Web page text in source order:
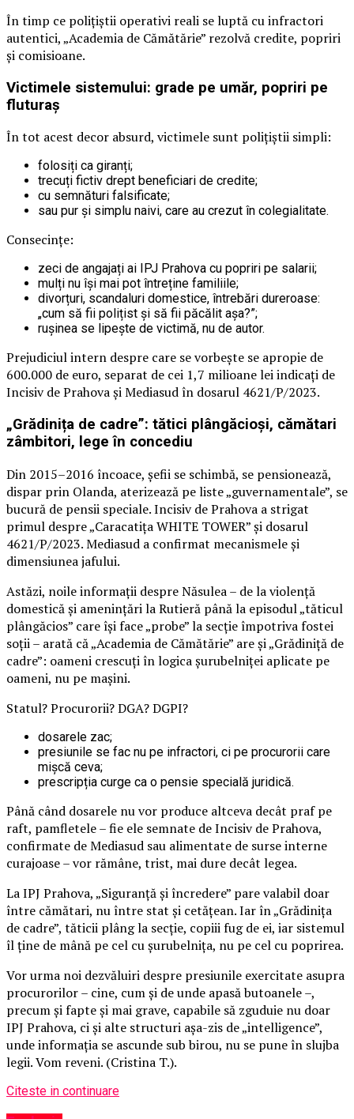
În timp ce polițiștii operativi reali se luptă cu infractori
autentici, „Academia de Cămătărie” rezolvă credite, popriri
și comisioane.
Victimele sistemului: grade pe umăr, popriri pe
fluturaș
În tot acest decor absurd, victimele sunt polițiștii simpli:
folosiți ca giranți;
trecuți fictiv drept beneficiari de credite;
cu semnături falsificate;
sau pur și simplu naivi, care au crezut în colegialitate.
Consecințe:
zeci de angajați ai IPJ Prahova cu popriri pe salarii;
mulți nu își mai pot întreține familiile;
divorțuri, scandaluri domestice, întrebări dureroase:
„cum să fii polițist și să fii păcălit așa?”;
rușinea se lipește de victimă, nu de autor.
Prejudiciul intern despre care se vorbește se apropie de
600.000 de euro, separat de cei 1,7 milioane lei indicați de
Incisiv de Prahova și Mediasud în dosarul 4621/P/2023.
„Grădinița de cadre”: tătici plângăcioși, cămătari
zâmbitori, lege în concediu
Din 2015–2016 încoace, șefii se schimbă, se pensionează,
dispar prin Olanda, aterizează pe liste „guvernamentale”, se
bucură de pensii speciale. Incisiv de Prahova a strigat
primul despre „Caracatița WHITE TOWER” și dosarul
4621/P/2023. Mediasud a confirmat mecanismele și
dimensiunea jafului.
Astăzi, noile informații despre Năsulea – de la violență
domestică și amenințări la Rutieră până la episodul „tăticul
plângăcios” care își face „probe” la secție împotriva fostei
soții – arată că „Academia de Cămătărie” are și „Grădiniță de
cadre”: oameni crescuți în logica șurubelniței aplicate pe
oameni, nu pe mașini.
Statul? Procurorii? DGA? DGPI?
dosarele zac;
presiunile se fac nu pe infractori, ci pe procurorii care
mișcă ceva;
prescripția curge ca o pensie specială juridică.
Până când dosarele nu vor produce altceva decât praf pe
raft, pamfletele – fie ele semnate de Incisiv de Prahova,
confirmate de Mediasud sau alimentate de surse interne
curajoase – vor rămâne, trist, mai dure decât legea.
La IPJ Prahova, „Siguranță și încredere” pare valabil doar
între cămătari, nu între stat și cetățean. Iar în „Grădinița
de cadre”, tăticii plâng la secție, copiii fug de ei, iar sistemul
îl ține de mână pe cel cu șurubelnița, nu pe cel cu poprirea.
Vor urma noi dezvăluiri despre presiunile exercitate asupra
procurorilor – cine, cum și de unde apasă butoanele –,
precum și fapte și mai grave, capabile să zguduie nu doar
IPJ Prahova, ci și alte structuri așa-zis de „intelligence”,
unde informația se ascunde sub birou, nu se pune în slujba
legii. Vom reveni. (Cristina T.).
Citeste in continuare